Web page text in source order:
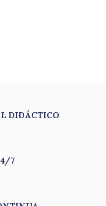
DIDÁCTICO
7